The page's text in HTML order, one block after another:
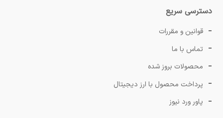
دسترسی سریع
قوانین و مقررات
تماس با ما
محصولات بروز شده
پرداخت محصول با ارز دیجیتال
پاور ورد نیوز